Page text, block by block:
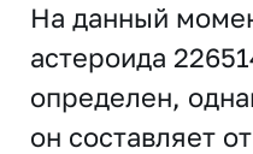
На данный
астероида
определен,
он составляет